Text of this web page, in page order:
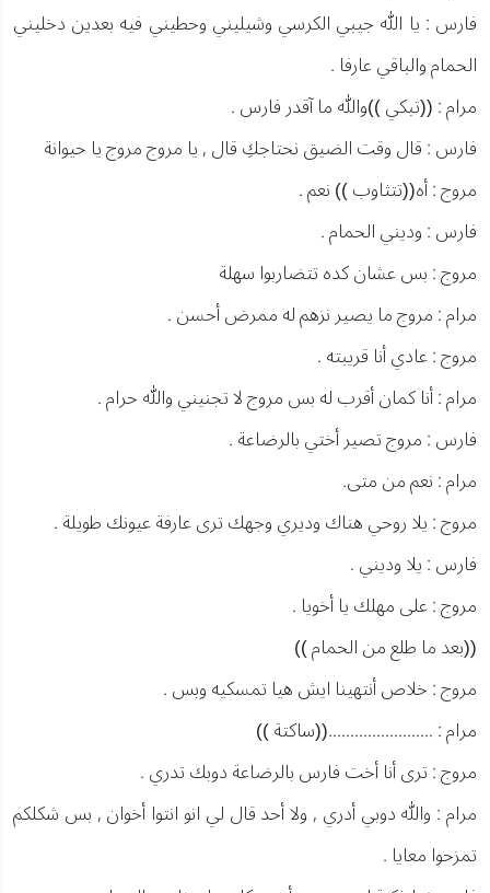
فارس : يا الله جيبي الكرسي وشيليني وحطيني فيه بعدين دخليني
الحمام والباقي عارفا .
مرام : ((تبكي ))والله ما آقدر فارس .
فارس : قال وقت الضيق نحتاجكِ قال , يا مروج مروج يا حيوانة
مروج : أه((تتثاوب )) نعم .
فارس : وديني الحمام .
مروج : بس عشان كده تتضاربوا سهلة
مرام : مروج ما يصير نزهم له ممرض أحسن .
مروج : عادي أنا قريبته .
مرام : أنا كمان أقرب له بس مروج لا تجنيني والله حرام .
فارس : مروج تصير أختي بالرضاعة .
مرام : نعم من متى.
مروج : يلا روحي هناك وديري وجهك ترى عارفة عيونك طويلة .
فارس : يلا وديني .
مروج : على مهلك يا أخويا .
((بعد ما طلع من الحمام ))
مروج : خلاص أنتهينا ايش هيا تمسكيه وبس .
مرام : ........................((ساكتة ))
مروج : ترى أنا أخت فارس بالرضاعة دوبك تدري .
مرام : والله دوبي أدري , ولا أحد قال لي انو انتوا أخوان , بس شكلكم
تمزحوا معايا .